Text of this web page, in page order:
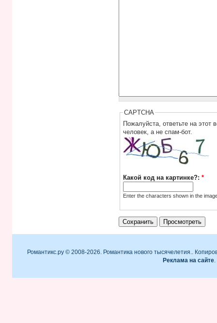
CAPTCHA
Пожалуйста, ответьте на этот
человек, а не спам-бот.
Какой код на картинке?:*
Enter the characters shown in the
Романтикс.ру © 2008-2026. Романтика нового тысячелетия..
Реклама на сайте